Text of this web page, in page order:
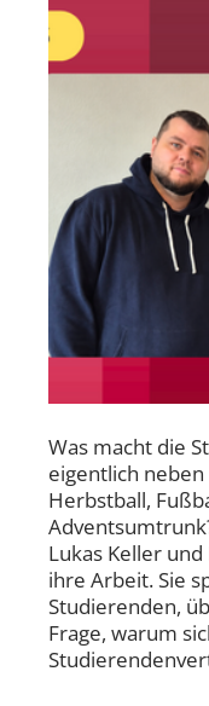
Was macht die
eigentlich
Herbstball,
Lukas Keller
ihre Arbeit. Sie
Studierenden,
Frage, warum